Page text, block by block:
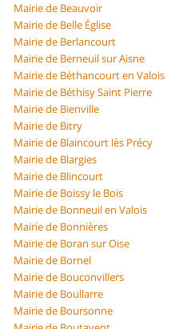
Mairie de Beauvoir
Mairie de Belle Église
Mairie de Berlancourt
Mairie de Berneuil sur Aisne
Mairie de Béthancourt en Valois
Mairie de Béthisy Saint Pierre
Mairie de Bienville
Mairie de Bitry
Mairie de Blaincourt lès Précy
Mairie de Blargies
Mairie de Blincourt
Mairie de Boissy le Bois
Mairie de Bonneuil en Valois
Mairie de Bonnières
Mairie de Boran sur Oise
Mairie de Bornel
Mairie de Bouconvillers
Mairie de Boullarre
Mairie de Boursonne